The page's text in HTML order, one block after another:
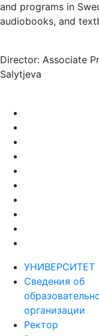
and programs in
audiobooks, and
Director: Associate
Salytjeva
УНИВЕРСИТЕТ
Сведения об
организации
Ректор